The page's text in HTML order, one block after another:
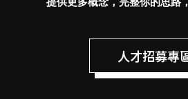
人才招募專